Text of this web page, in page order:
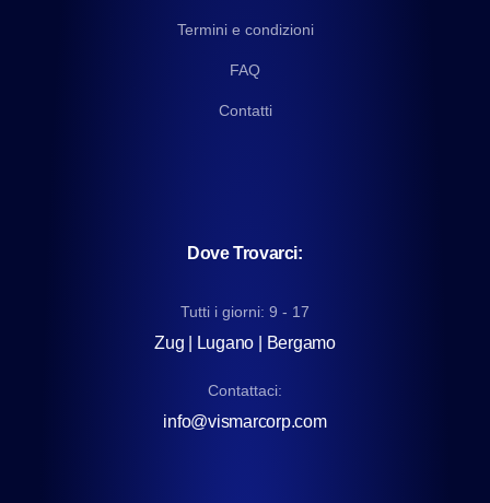
Termini e condizioni
FAQ
Contatti
Dove Trovarci:
Tutti i giorni: 9 - 17
Zug | Lugano | Bergamo
Contattaci:
info@vismarcorp.com